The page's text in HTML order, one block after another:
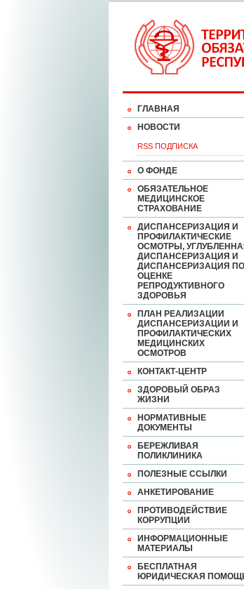
ГЛАВНАЯ
НОВОСТИ
RSS ПОДПИСКА
О ФОНДЕ
ОБЯЗАТЕЛЬНОЕ
МЕДИЦИНСКОЕ
СТРАХОВАНИЕ
ДИСПАНСЕРИЗАЦИЯ И
ПРОФИЛАКТИЧЕСКИЕ
ОСМОТРЫ,
ДИСПАНСЕРИЗАЦИЯ И
ДИСПАНСЕРИЗАЦИЯ ПО
ОЦЕНКЕ
РЕПРОДУКТИВНОГО
ЗДОРОВЬЯ
ПЛАН РЕАЛИЗАЦИИ
ДИСПАНСЕРИЗАЦИИ И
ПРОФИЛАКТИЧЕСКИХ
МЕДИЦИНСКИХ
ОСМОТРОВ
КОНТАКТ-ЦЕНТР
ЗДОРОВЫЙ ОБРАЗ
ЖИЗНИ
НОРМАТИВНЫЕ
ДОКУМЕНТЫ
БЕРЕЖЛИВАЯ
ПОЛИКЛИНИКА
ПОЛЕЗНЫЕ ССЫЛКИ
АНКЕТИРОВАНИЕ
ПРОТИВОДЕЙСТВИЕ
КОРРУПЦИИ
ИНФОРМАЦИОННЫЕ
МАТЕРИАЛЫ
БЕСПЛАТНАЯ
ЮРИДИЧЕСКАЯ